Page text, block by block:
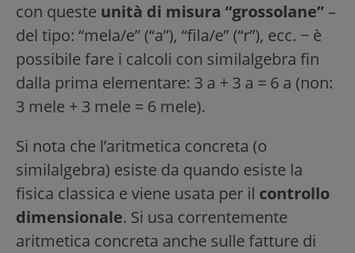
con queste unità di misura “grossolane” –
del tipo: “mela/e” (“a”), “fila/e” (“r”), ecc. − è
possibile fare i calcoli con similalgebra fin
dalla prima elementare: 3 a + 3 a = 6 a (non:
3 mele + 3 mele = 6 mele).
Si nota che l’aritmetica concreta (o
similalgebra) esiste da quando esiste la
fisica classica e viene usata per il controllo
dimensionale. Si usa correntemente
aritmetica concreta anche sulle fatture di